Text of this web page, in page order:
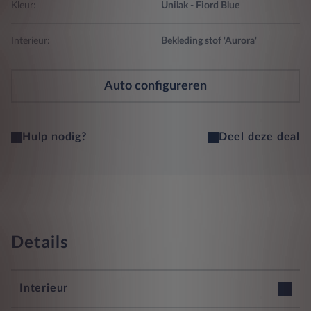
Kleur: Unilak - Fiord Blue
Interieur: Bekleding stof 'Aurora'
Auto configureren
Hulp nodig? Deel deze deal
Details
Interieur